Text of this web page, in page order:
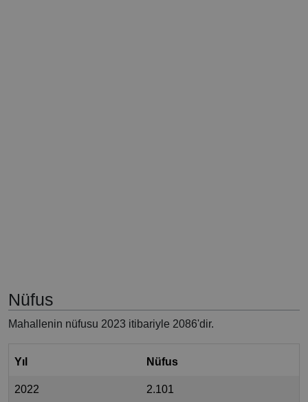
Nüfus
Mahallenin nüfusu 2023 itibariyle 2086'dir.
Yıl Nüfus
2022 2.101